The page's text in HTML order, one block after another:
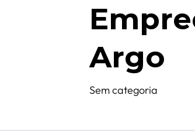
Argo
Sem categoria